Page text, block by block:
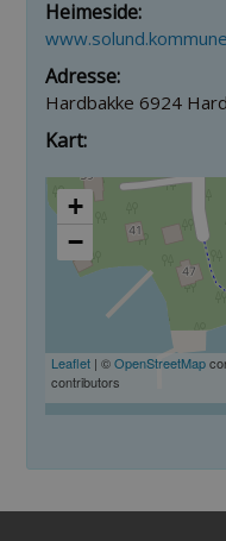
Heimeside:
Adresse:
Hardbakke 6924
Kart:
+
−
Leaflet | ©OpenStreetMap
contributors